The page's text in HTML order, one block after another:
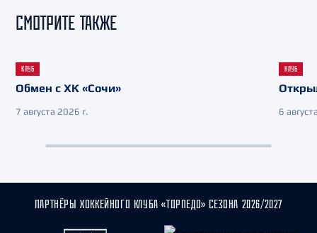
СМОТРИТЕ ТАКЖЕ
КЛУБ
Обмен с ХК «Сочи»
7 августа 2026 г.
КЛУБ
6
ПАРТНЁРЫ ХОККЕЙНОГО КЛУБА «ТОРПЕДО» СЕЗОНА 2026/2027